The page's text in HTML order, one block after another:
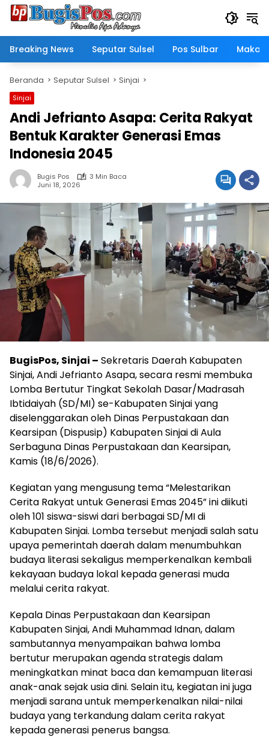
Langsung
Breaking News
Seputar Sulsel Pos Sulbar
Beranda Seputar Sulsel Sinjai
Sinjai
Andi Jefrianto Asapa: Cerita Rakyat
Bentuk Karakter Generasi Emas
Indonesia 2045
Bugis Pos
3 Min Baca
Juni 18, 2026
BugisPos, Sinjai – Sekretaris Daerah Kabupaten
Sinjai, Andi Jefrianto Asapa, secara resmi membuka
Lomba Bertutur Tingkat Sekolah Dasar/Madrasah
Ibtidaiyah (SD/MI) se-Kabupaten Sinjai yang
diselenggarakan oleh Dinas Perpustakaan dan
Kearsipan (Dispusip) Kabupaten Sinjai di Aula
Serbaguna Dinas Perpustakaan dan Kearsipan,
Kamis (18/6/2026).
Kegiatan yang mengusung tema “Melestarikan
Cerita Rakyat untuk Generasi Emas 2045” ini diikuti
oleh 101 siswa-siswi dari berbagai SD/MI di
Kabupaten Sinjai. Lomba tersebut menjadi salah satu
upaya pemerintah daerah dalam menumbuhkan
budaya literasi sekaligus memperkenalkan kembali
kekayaan budaya lokal kepada generasi muda
melalui cerita rakyat.
Kepala Dinas Perpustakaan dan Kearsipan
Kabupaten Sinjai, Andi Muhammad Idnan, dalam
sambutannya menyampaikan bahwa lomba
bertutur merupakan agenda strategis dalam
meningkatkan minat baca dan kemampuan literasi
anak-anak sejak usia dini. Selain itu, kegiatan ini juga
menjadi sarana untuk memperkenalkan nilai-nilai
budaya yang terkandung dalam cerita rakyat
kepada generasi penerus bangsa.